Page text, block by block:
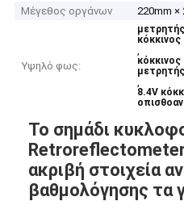
Μέγεθος οργάνων
220mm ×
Υψηλό φως:
κόκκινος
,
,
8.4V
Το σημάδι
ακριβή στοιχεία
βαθμολόγησης τα